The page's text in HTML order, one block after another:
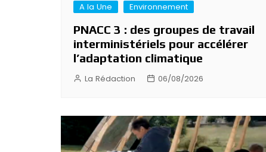
A la Une Environnement
PNACC 3 : des groupes de travail
interministériels pour accélérer
l’adaptation climatique
La Rédaction 06/08/2026